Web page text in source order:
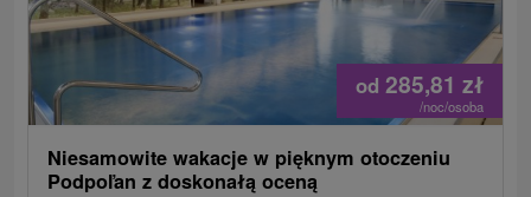
od 285,81 zł
/noc/osoba
Niesamowite wakacje w pięknym otoczeniu
Podpoľan z doskonałą oceną